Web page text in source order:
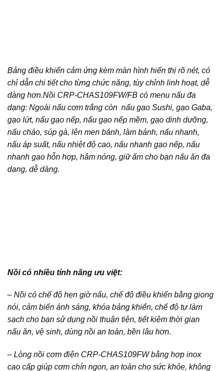
Bảng điều khiển cảm ứng kèm màn hình hiển thị rõ nét, có
chỉ dẫn chi tiết cho từng chức năng, tùy chỉnh linh hoạt, dễ
dàng hơn.Nồi CRP-CHAS109FW/FB có menu nấu đa
dạng: Ngoài nấu cơm trắng còn nấu gạo Sushi, gạo Gaba,
gạo lứt, nấu gạo nếp, nấu gạo nếp mềm, gạo dinh dưỡng,
nấu cháo, súp gà, lên men bánh, làm bánh, nấu nhanh,
nấu áp suất, nấu nhiệt độ cao, nấu nhanh gạo nếp, nấu
nhanh gạo hỗn hợp, hâm nóng, giữ ấm cho bạn nấu ăn đa
dạng, dễ dàng.
Nồi có nhiều tính năng ưu việt:
– Nồi có chế độ hẹn giờ nấu, chế độ điều khiển bằng giọng
nói, cảm biến ánh sáng, khóa bảng khiển, chế độ tự làm
sạch cho bạn sử dụng nồi thuận tiện, tiết kiệm thời gian
nấu ăn, vệ sinh, dùng nồi an toàn, bền lâu hơn.
– Lòng nồi cơm điện CRP-CHAS109FW bằng hợp inox
cao cấp giúp cơm chín ngon, an toàn cho sức khỏe, không